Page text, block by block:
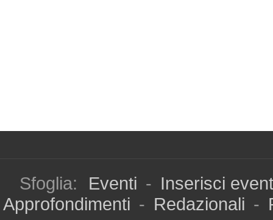
Sfoglia: Eventi - Inserisci
Approfondimenti - Redazionali -